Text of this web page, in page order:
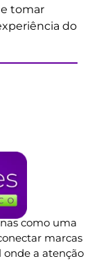
tomar
do
como uma
marcas
a atenção